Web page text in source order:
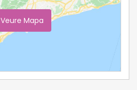
Veure Mapa